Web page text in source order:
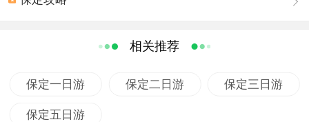
崖。这就是著名的狼牙山五勇士。 五勇士跳崖后，马
学义被悬崖上的树枝挂住而得救。
相关推荐
保定一日游 保定二日游 保定三日游
保定五日游